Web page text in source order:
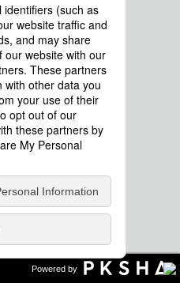
免責事項
会社概要
Powered by